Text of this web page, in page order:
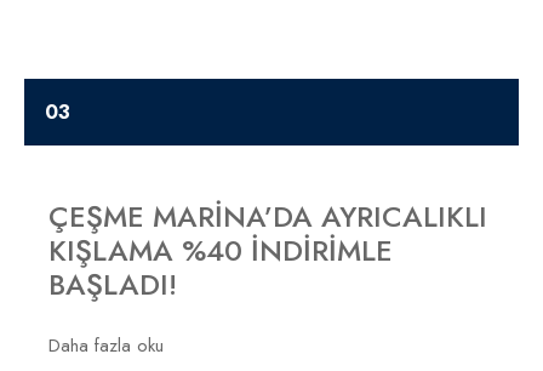
ÇEŞME MARINA’DA AYRICALIKLI
KIŞLAMA %40 İNDIRIMLE
BAŞLADI!
Daha fazla oku